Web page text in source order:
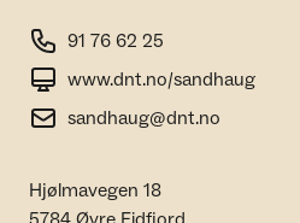
91 76 62 25
www.dnt.no/sandhaug
sandhaug@dnt.no
Hjølmavegen 18